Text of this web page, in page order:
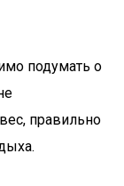
подумать о
правильно